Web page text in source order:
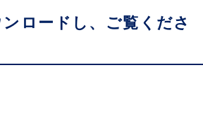
ロードし、ご覧くださ